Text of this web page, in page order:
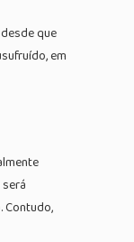
que
em
Contudo,